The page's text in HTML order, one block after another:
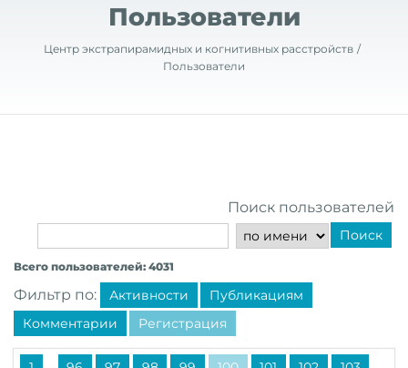
Пользователи
Центр экстрапирамидных и когнитивных расстройств
Пользователи
Поиск пользователей
Поиск
Всего пользователей: 4031
Фильтр по: Активности
Публикациям
Комментарии
Регистрация